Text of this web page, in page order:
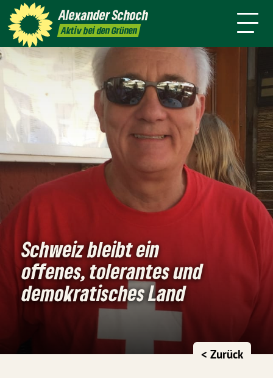
AlexanderSchoch
Aktiv bei den Grünen
Pressemitteilungen
danach
Schweiz bleibt ein
offenes, tolerantes und
demokratisches Land
< Zurück